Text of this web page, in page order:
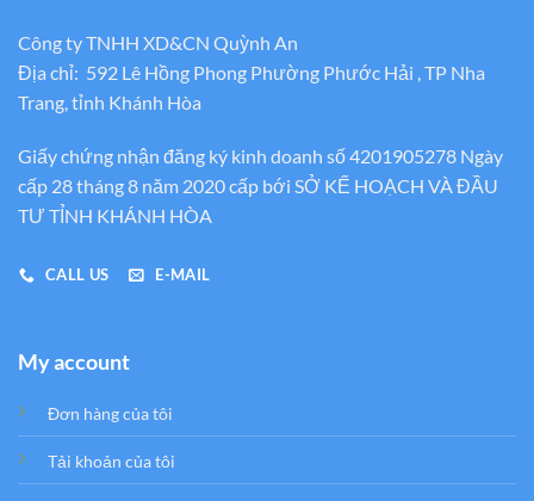
Công ty TNHH XD&CN Quỳnh An
Địa chỉ: 592 Lê Hồng Phong Phường Phước Hải , TP Nha
Trang, tỉnh Khánh Hòa
Giấy chứng nhận đăng ký kinh doanh số 4201905278 Ngày
cấp 28 tháng 8 năm 2020 cấp bới SỞ KẾ HOẠCH VÀ ĐẦU
TƯ TỈNH KHÁNH HÒA
CALL US E-MAIL
My account
Đơn hàng của tôi
Tải khoản của tôi